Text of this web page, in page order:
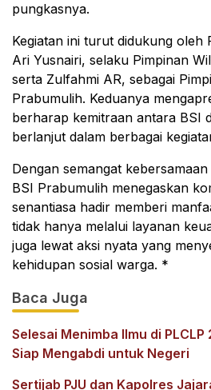
pungkasnya.
Kegiatan ini turut didukung oleh
Ari Yusnairi, selaku Pimpinan
serta Zulfahmi AR, sebagai
Prabumulih. Keduanya
berharap kemitraan antara BSI
berlanjut dalam berbagai
Dengan semangat
BSI Prabumulih menegaskan
senantiasa hadir memberi
tidak hanya melalui layanan
juga lewat aksi nyata yang
kehidupan sosial warga. *
Baca Juga
Selesai Menimba Ilmu di
Siap Mengabdi untuk Negeri
Sertijab PJU dan Kapolres